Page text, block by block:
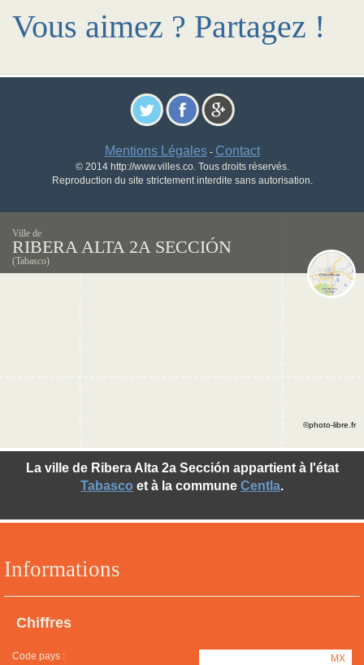
Vous aimez ? Partagez !
Mentions Légales- Contact
© 2014 http://www.villes.co. Tous droits réservés.
Reproduction du site strictement interdite sans autorisation.
Ville de
RIBERA ALTA 2A SECCIÓN
(Tabasco)
Informations
Chiffres
Code pays : MX
La ville de Ribera Alta 2a Sección appartient à l'état
Tabasco et à la commune Centla.
©photo-libre.fr